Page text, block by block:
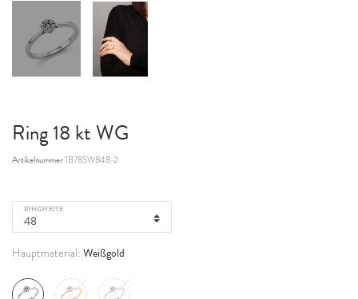
Ring 18 kt WG
Artikelnummer1B785W848-2
RINGWEITE
Hauptmaterial: Weißgold